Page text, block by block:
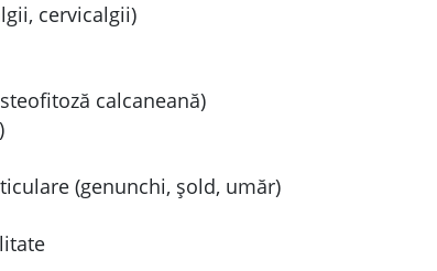
cervicalgii)
calcaneană)
(genunchi, șold, umăr)